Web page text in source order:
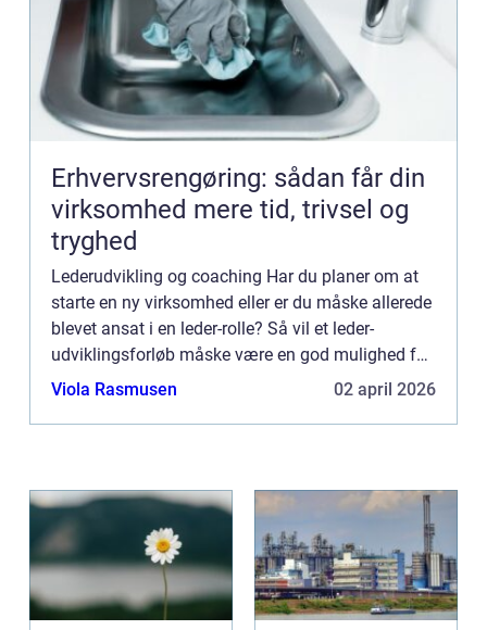
Erhvervsrengøring: sådan får din
virksomhed mere tid, trivsel og
tryghed
Lederudvikling og coaching Har du planer om at
starte en ny virksomhed eller er du måske allerede
blevet ansat i en leder-rolle? Så vil et leder-
udviklingsforløb måske være en god mulighed for
dig, til at udvikle dine evner og talenter. Dette vil
Viola Rasmusen 02 april 2026